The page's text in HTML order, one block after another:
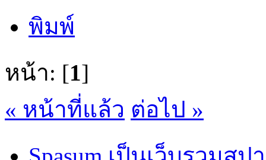
พิมพ์
หน้า: [1]
« หน้าที่แล้ว ต่อไป »